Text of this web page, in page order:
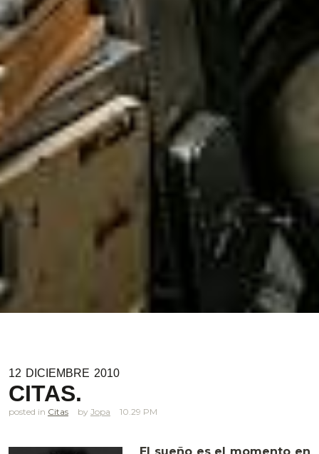
12 DICIEMBRE 2010
CITAS.
posted in Citas Jopa 10.29 PM
El sueño es el momento en